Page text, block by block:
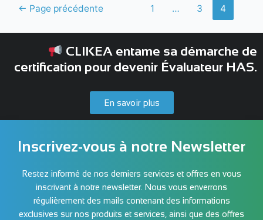
← Page précédente 1 … 3 4
CLIKEA entame sa démarche de
certification pour devenir Évaluateur HAS.
En savoir plus
Inscrivez-vous à notre Newsletter
Restez informé de nos derniers services et offres en vous
inscrivant à notre newsletter. Nous vous enverrons
régulièrement des mails contenant des informations
exclusives sur nos produits et services, ainsi que des offres